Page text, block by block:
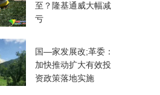
至？隆基通威大幅减
亏
国—家发展改;革委：
加快推动扩大有效投
资政策落地实施